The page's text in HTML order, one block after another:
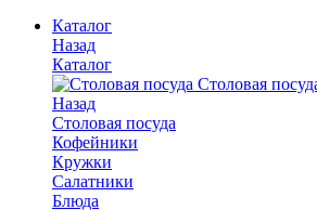
Каталог
Назад
Каталог
Столовая
Назад
Столовая посуда
Кофейники
Кружки
Салатники
Блюда